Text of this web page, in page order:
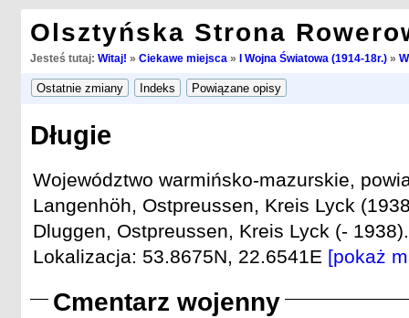
Olsztyńska Strona
Jesteś tutaj: Witaj! » Ciekawe miejsca » I Wojna Światowa (1914-18r.)»
Długie
Województwo warmińsko-mazurskie,
Langenhöh, Ostpreussen, Kreis Lyck
Dluggen, Ostpreussen, Kreis Lyck (- 1938).
Lokalizacja: 53.8675N, 22.6541E [pokaż
Cmentarz wojenny